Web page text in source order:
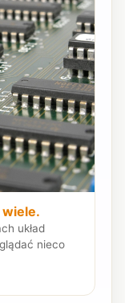
układ
nieco